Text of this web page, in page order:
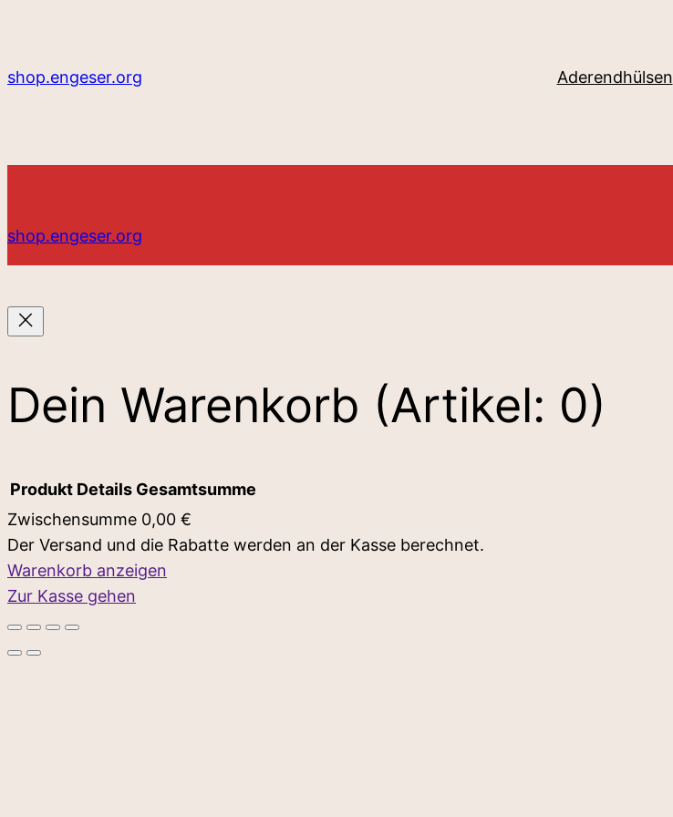
shop.engeser.org Aderendhülsen
shop.engeser.org
Dein Warenkorb (Artikel: 0)
Produkte
im
Produkt Details Gesamtsumme
Zwischensumme 0,00 €
Der Versand und die Rabatte werden an der Kasse berechnet.
Warenkorb anzeigen
Zur Kasse gehen